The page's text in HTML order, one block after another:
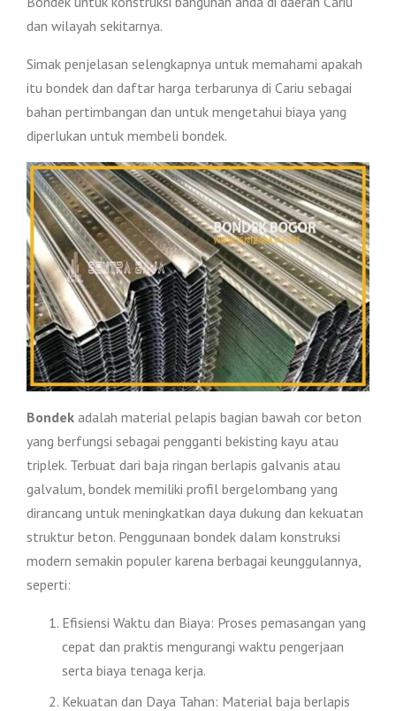
dan wilayah sekitarnya.
Simak penjelasan selengkapnya untuk memahami apakah
itu bondek dan daftar harga terbarunya di Cariu sebagai
bahan pertimbangan dan untuk mengetahui biaya yang
diperlukan untuk membeli bondek.
Bondek adalah material pelapis bagian bawah cor beton
yang berfungsi sebagai pengganti bekisting kayu atau
triplek. Terbuat dari baja ringan berlapis galvanis atau
galvalum, bondek memiliki profil bergelombang yang
dirancang untuk meningkatkan daya dukung dan kekuatan
struktur beton. Penggunaan bondek dalam konstruksi
modern semakin populer karena berbagai keunggulannya,
seperti:
Efisiensi Waktu dan Biaya: Proses pemasangan yang
cepat dan praktis mengurangi waktu pengerjaan
serta biaya tenaga kerja.
Kekuatan dan Daya Tahan: Material baja berlapis